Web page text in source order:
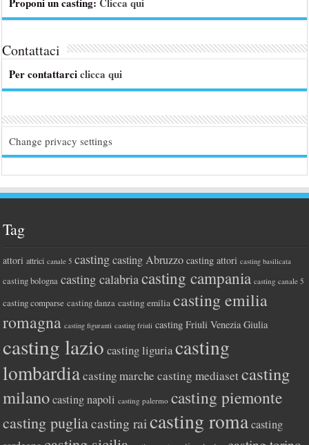
Contattaci
Per contattarciclicca qui
Change privacy settings
Tag
attori attrici canale 5 casting casting Abruzzo casting attori casting basilicata
casting bologna casting calabriacasting campania casting canale 5
casting comparse casting danza casting emilia casting emilia
romagna casting figuranti casting friuli casting Friuli Venezia Giulia
casting lazio casting liguriacasting
lombardiacasting marche casting mediasetcasting
milano casting napoli casting palermo casting piemonte
casting pugliacasting raicasting roma casting